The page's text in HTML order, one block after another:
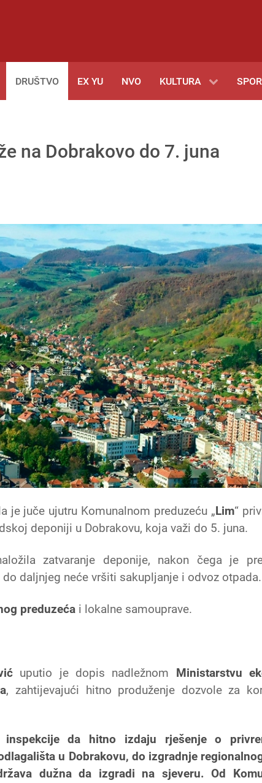
DRUŠTVO EX YU NVO KULTURA
na Dobrakovo do 7. juna
je juče ujutru Komunalnom preduzeću „ Lim“
deponiji u Dobrakovu, koja važi do 5. juna.
zatvaranje deponije, nakon čega je
daljnjeg neće vršiti sakupljanje i odvoz otpada.
preduzeća i lokalne samouprave.
uputio je dopis nadležnom
Ministarstvu
, zahtijevajući hitno produženje dozvole za
da hitno izdaju rješenje o
u Dobrakovu, do izgradnje
dužna da izgradi na sjeveru. Od